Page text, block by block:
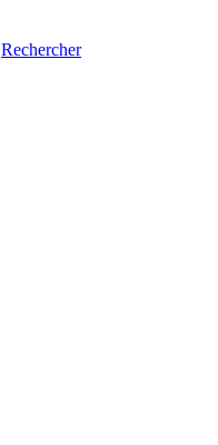
Rechercher